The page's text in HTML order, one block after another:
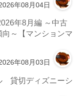
年08月04日
年8月編 ～中古
～【マンションマ
年08月03日
貸切ディズニーシ